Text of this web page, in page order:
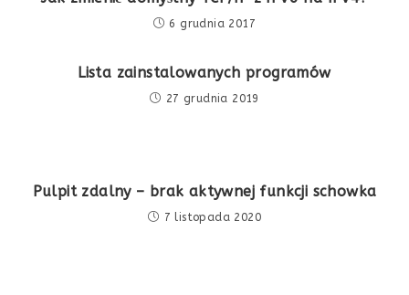
6 grudnia 2017
Lista zainstalowanych programów
27 grudnia 2019
Pulpit zdalny – brak aktywnej funkcji schowka
7 listopada 2020